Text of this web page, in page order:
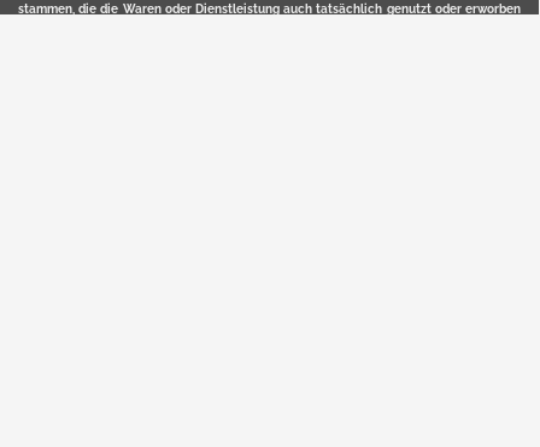
stammen, die die Waren oder Dienstleistung auch tatsächlich genutzt oder erworben